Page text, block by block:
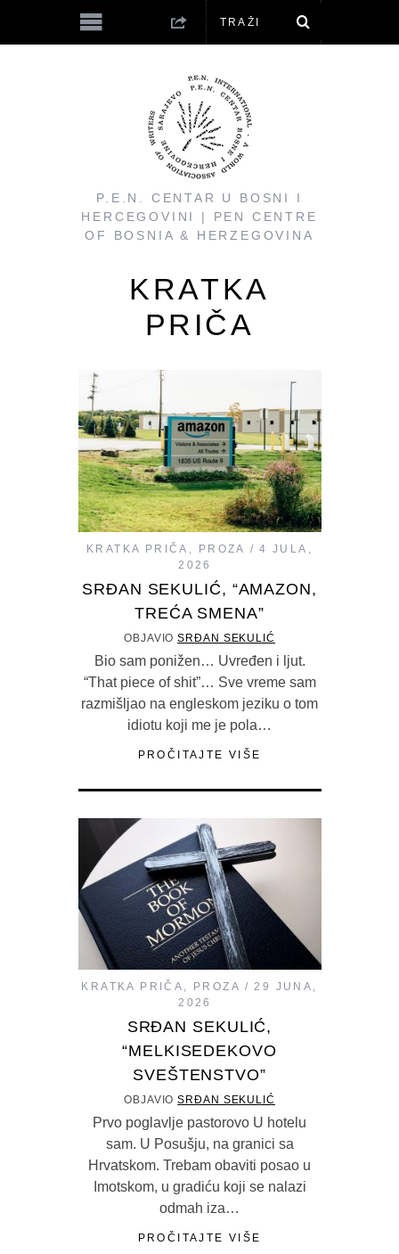
P.E.N. CENTAR U BOSNI I
HERCEGOVINI | PEN CENTRE
OF BOSNIA & HERZEGOVINA
KRATKA
PRIČA
KRATKA PRIČA , PROZA
4 JULA,
2026
SRĐAN SEKULIĆ, “AMAZON,
TREĆA SMENA”
OBJAVIOSRĐAN SEKULIĆ
Bio sam ponižen… Uvređen i ljut.
“That piece of shit”… Sve vreme sam
razmišljao na engleskom jeziku o tom
idiotu koji me je pola…
PROČITAJTE VIŠE
KRATKA PRIČA PROZA
29 JUNA,
2026
SRĐAN SEKULIĆ,
“MELKISEDEKOVO
SVEŠTENSTVO”
OBJAVIOSRĐAN SEKULIĆ
Prvo poglavlje pastorovo U hotelu
sam. U Posušju, na granici sa
Hrvatskom. Trebam obaviti posao u
Imotskom, u gradiću koji se nalazi
odmah iza…
PROČITAJTE VIŠE